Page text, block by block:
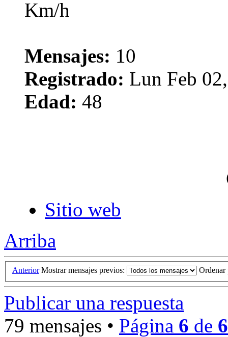
Mensajes: 10
Registrado: Lun Feb
Edad: 48
Sitio web
Arriba
Anterior Mostrar mensajes previos:
Publicar una respuesta
79 mensajes • Página 6 de 6